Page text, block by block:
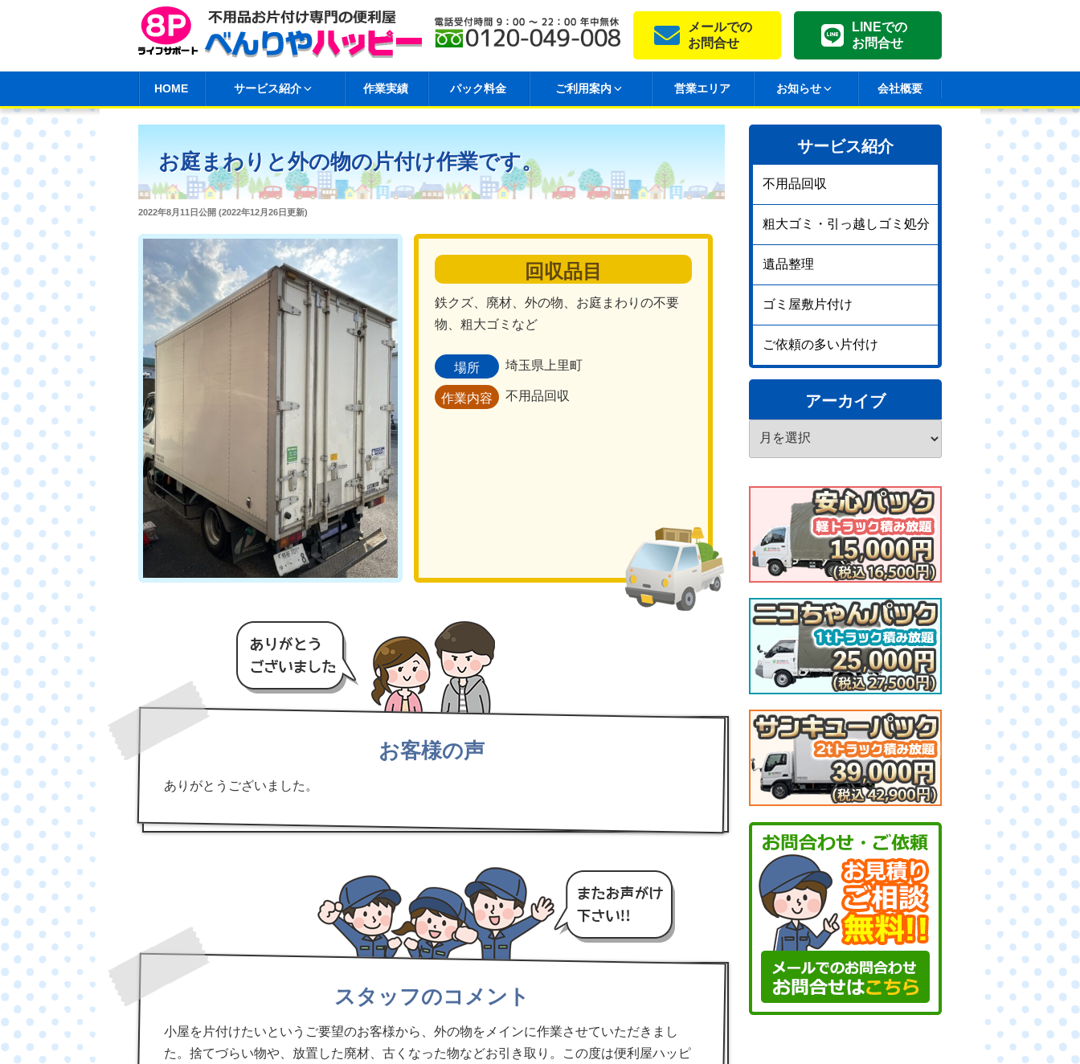
ン
へ
ス
メールでの
お問合せ
LINEでの
お問合せ
HOME サービス紹介 作業実績 パック料金 ご利用案内 営業エリア お知らせ 会社概要
お庭まわりと外の物の片付け作業です。
投
日:
2022年8月11日公開 (2022年12月26日更新)
回収品目
鉄クズ、廃材、外の物、お庭まわりの不要
物、粗大ゴミなど
場所 埼玉県上里町
作業内容 不用品回収
お客様の声
ありがとうございました。
スタッフのコメント
小屋を片付けたいというご要望のお客様から、外の物をメインに作業させていただきまし
た。捨てづらい物や、放置した廃材、古くなった物などお引き取り。この度は便利屋ハッピ
サービス紹介
不用品回収
粗大ゴミ・引っ越しゴミ処分
遺品整理
ゴミ屋敷片付け
ご依頼の多い片付け
アーカイブ